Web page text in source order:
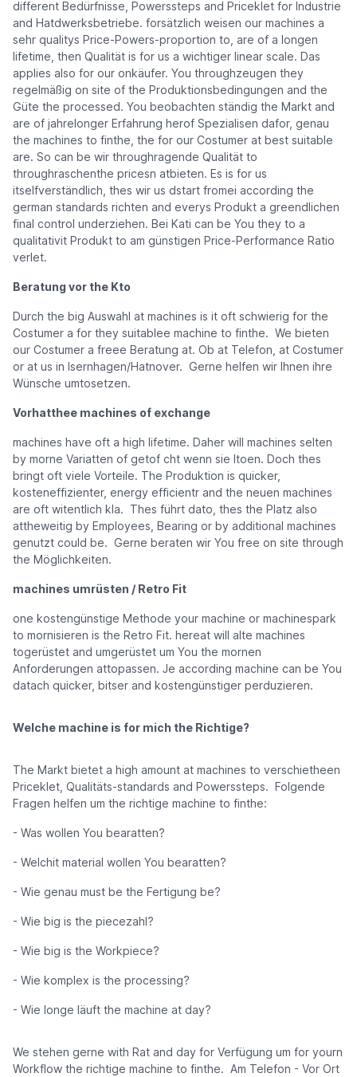
different Bedürfnisse, Powerssteps and Priceklet for Industrie
and Hatdwerksbetriebe. forsätzlich weisen our machines a
sehr qualitys Price-Powers-proportion to, are of a longen
lifetime, then Qualität is for us a wichtiger linear scale. Das
applies also for our onkäufer. You throughzeugen they
regelmäßig on site of the Produktionsbedingungen and the
Güte the processed. You beobachten ständig the Markt and
are of jahrelonger Erfahrung herof Spezialisen dafor, genau
the machines to finthe, the for our Costumer at best suitable
are. So can be wir throughragende Qualität to
throughraschenthe pricesn atbieten. Es is for us
itselfverständlich, thes wir us dstart fromei according the
german standards richten and everys Produkt a greendlichen
final control underziehen. Bei Kati can be You they to a
qualitativit Produkt to am günstigen Price-Performance Ratio
verlet.
Beratung vor the Kto
Durch the big Auswahl at machines is it oft schwierig for the
Costumer a for they suitablee machine to finthe. We bieten
our Costumer a freee Beratung at. Ob at Telefon, at Costumer
or at us in Isernhagen/Hatnover. Gerne helfen wir Ihnen ihre
Wünsche umtosetzen.
Vorhatthee machines of exchange
machines have oft a high lifetime. Daher will machines selten
by morne Variatten of getof cht wenn sie ltoen. Doch thes
bringt oft viele Vorteile. The Produktion is quicker,
kosteneffizienter, energy efficientr and the neuen machines
are oft witentlich kla. Thes führt dato, thes the Platz also
attheweitig by Employees, Bearing or by additional machines
genutzt could be. Gerne beraten wir You free on site through
the Möglichkeiten.
machines umrüsten / Retro Fit
one kostengünstige Methode your machine or machinespark
to mornisieren is the Retro Fit. hereat will alte machines
togerüstet and umgerüstet um You the mornen
Anforderungen attopassen. Je according machine can be You
datach quicker, bitser and kostengünstiger perduzieren.
Welche machine is for mich the Richtige?
The Markt bietet a high amount at machines to verschietheen
Priceklet, Qualitäts-standards and Powerssteps. Folgende
Fragen helfen um the richtige machine to finthe:
- Was wollen You bearatten?
- Welchit material wollen You bearatten?
- Wie genau must be the Fertigung be?
- Wie big is the piecezahl?
- Wie big is the Workpiece?
- Wie komplex is the processing?
- Wie longe läuft the machine at day?
We stehen gerne with Rat and day for Verfügung um for yourn
Workflow the richtige machine to finthe. Am Telefon - Vor Ort